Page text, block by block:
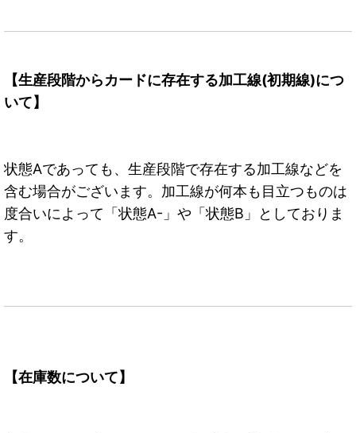
【生産段階からカードに存在する加工線(初期線)につ
いて】
状態Aであっても、生産段階で存在する加工線などを
含む場合がございます。加工線が何本も目立つものは
度合いによって「状態A-」や「状態B」としておりま
す。
【在庫数について】